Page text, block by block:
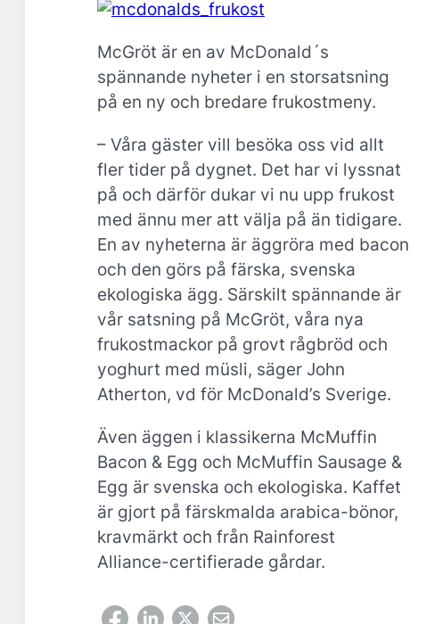
McGröt är en av McDonald´s
spännande nyheter i en storsatsning
på en ny och bredare frukostmeny.
– Våra gäster vill besöka oss vid allt
fler tider på dygnet. Det har vi lyssnat
på och därför dukar vi nu upp frukost
med ännu mer att välja på än tidigare.
En av nyheterna är äggröra med bacon
och den görs på färska, svenska
ekologiska ägg. Särskilt spännande är
vår satsning på McGröt, våra nya
frukostmackor på grovt rågbröd och
yoghurt med müsli, säger John
Atherton, vd för McDonald’s Sverige.
Även äggen i klassikerna McMuffin
Bacon & Egg och McMuffin Sausage &
Egg är svenska och ekologiska. Kaffet
är gjort på färskmalda arabica-bönor,
kravmärkt och från Rainforest
Alliance-certifierade gårdar.